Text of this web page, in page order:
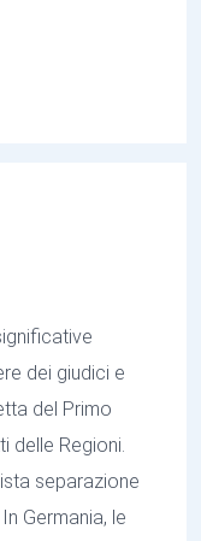
dei giudici e
del Primo
delle Regioni.
separazione
Germania, le